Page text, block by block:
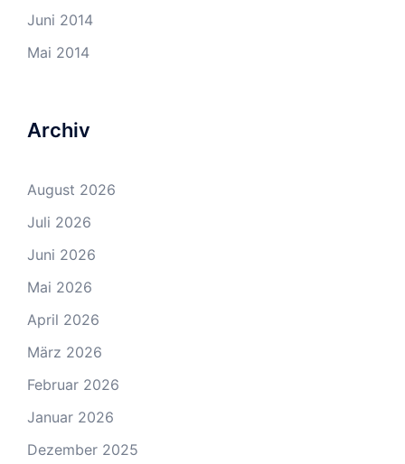
Juni 2014
Mai 2014
Archiv
August 2026
Juli 2026
Juni 2026
Mai 2026
April 2026
März 2026
Februar 2026
Januar 2026
Dezember 2025